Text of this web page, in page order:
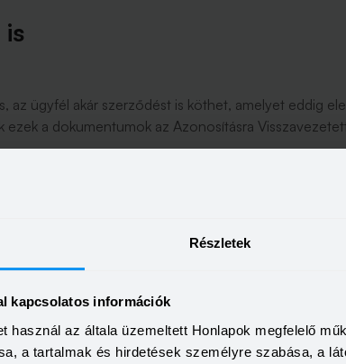
Részletek
kapcsolatos információk
használ az általa üzemeltett Honlapok megfelelő
a tartalmak és hirdetések személyre szabása, a
az ügyfél akár szerződést is köthet, amelyet eddig
ezek a dokumentumok az Azonosításra
aláíró tanúsítványt is tartalmaz, amivel
az ügyfél jognyilatkozata az átvilágítás során
és szerződéskötéshez egyaránt.